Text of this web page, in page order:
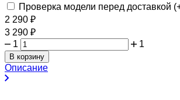
Проверка модели перед доставкой
2 290 ₽
3 290 ₽
1
1
В корзину
Описание